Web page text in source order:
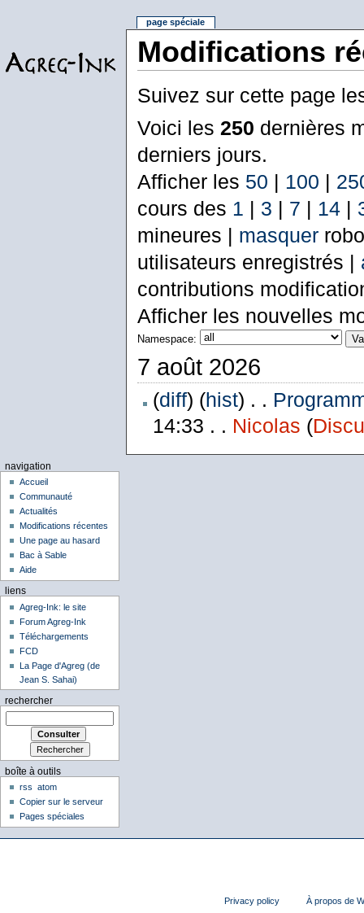
Modifications
Suivez sur cette page
Voici les 250 dernières
derniers jours.
Afficher les 50 | 100 |
cours des 1 | 3 | 7 | 14|
mineures | masquer
utilisateurs enregistrés |
contributions
Afficher les nouvelles
Namespace:
7 août 2026
(diff) (hist) . .
14:33 . . Nicolas (
page spéciale
navigation
Accueil
Communauté
Actualités
Modifications récentes
Une page au hasard
Bac à Sable
Aide
liens
Agreg-Ink: le site
Forum Agreg-Ink
Téléchargements
FCD
La Page d'Agreg (de
Jean S. Sahai)
rechercher
boîte à outils
rss
atom
Copier sur le serveur
Pages spéciales
Privacy policy À propos de